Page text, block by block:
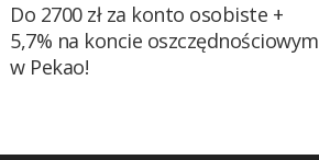
Do 2700 zł za konto osobiste +
5,7% na koncie oszczędnościowym
w Pekao!